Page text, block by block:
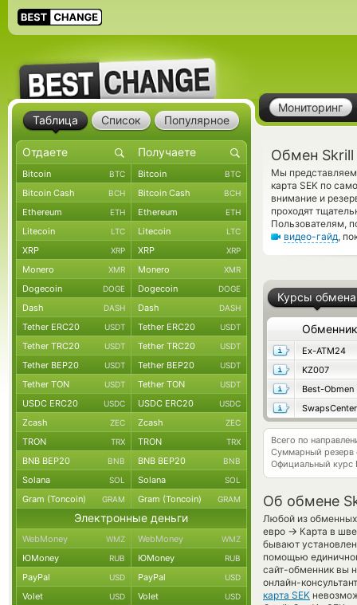
Мониторинг
Обмен Skrill
Мы
карта SEK по
внимание и
проходят
Пользователям,
видео-гайд,
Курсы обмена
Обменник
Ex-ATM24
KZ007
Best-Obmen
SwapsCenter
Всего по
Суммарный резерв
Официальный курс
Об обмене
Любой из обменных
евро → Карта в
бывают
помощью
сайт-обменник вы
онлайн-
карта SEK
Таблица Список Популярное
Bitcoin BTC Bitcoin BTC
Bitcoin Cash BCH Bitcoin Cash BCH
Ethereum ETH Ethereum ETH
Litecoin LTC Litecoin LTC
XRP XRP XRP XRP
Monero XMR Monero XMR
Dogecoin DOGE Dogecoin DOGE
Dash DASH Dash DASH
Tether ERC20 USDT Tether ERC20 USDT
Tether TRC20 USDT Tether TRC20 USDT
Tether BEP20 USDT Tether BEP20 USDT
Tether TON USDT Tether TON USDT
USDC ERC20 USDC USDC ERC20 USDC
Zcash ZEC Zcash ZEC
TRON TRX TRON TRX
BNB BEP20 BNB BNB BEP20 BNB
Solana SOL Solana SOL
Gram (Toncoin) GRAM Gram (Toncoin) GRAM
Электронные деньги
WebMoney WMZ WebMoney WMZ
ЮMoney RUB ЮMoney RUB
PayPal USD PayPal USD
Volet USD Volet USD